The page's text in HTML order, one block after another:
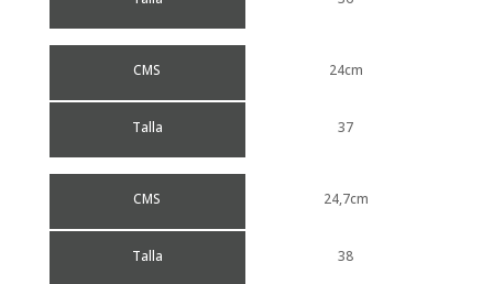
CMS
Talla
24cm
37
CMS
Talla
24,7cm
38